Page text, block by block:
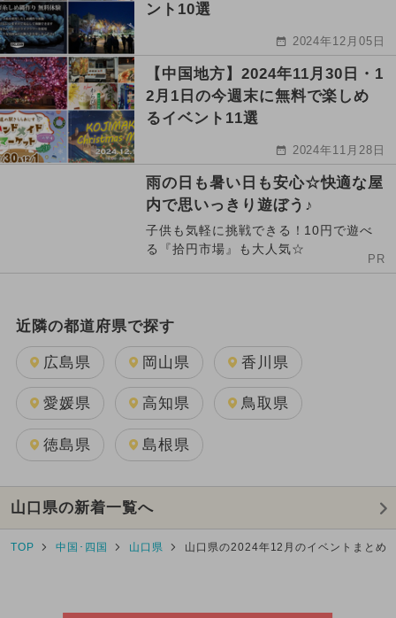
ント10選
2024年12月05日
【中国地方】2024年11月30日・1
2月1日の今週末に無料で楽しめ
るイベント11選
2024年11月28日
雨の日も暑い日も安心☆快適な屋
内で思いっきり遊ぼう♪
子供も気軽に挑戦できる！10円で遊べ
る『拾円市場』も大人気☆
PR
近隣の都道府県で探す
広島県 岡山県 香川県
愛媛県 高知県 鳥取県
徳島県 島根県
山口県の新着一覧へ
TOP 中国･四国 山口県 山口県の2024年12月のイベントまとめ